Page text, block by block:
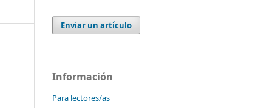
Enviar un artículo
Información
Para lectores/as